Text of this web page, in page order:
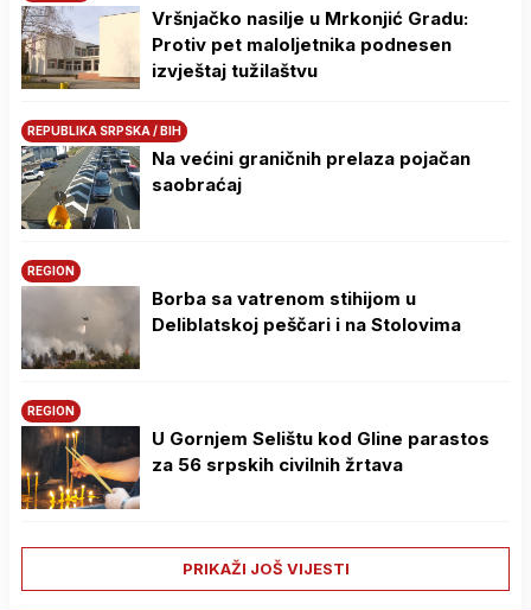
Vršnjačko nasilje u Mrkonjić Gradu:
Protiv pet maloljetnika podnesen
izvještaj tužilaštvu
REPUBLIKA SRPSKA / BIH
Na većini graničnih prelaza pojačan
saobraćaj
REGION
Borba sa vatrenom stihijom u
Deliblatskoj peščari i na Stolovima
REGION
U Gornjem Selištu kod Gline parastos
za 56 srpskih civilnih žrtava
PRIKAŽI JOŠ VIJESTI